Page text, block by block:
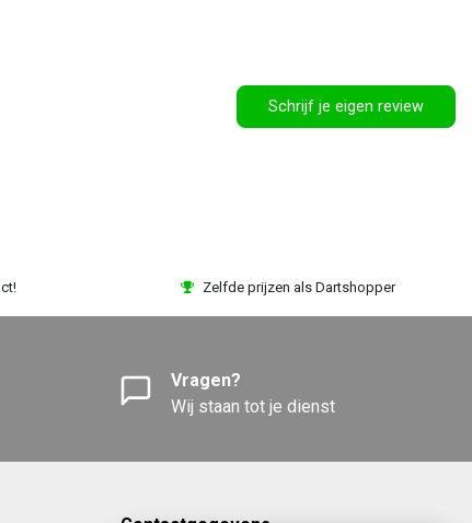
Schrijf je eigen review
Zelfde prijzen als Dartshopper
Vragen?
Wij staan tot je dienst